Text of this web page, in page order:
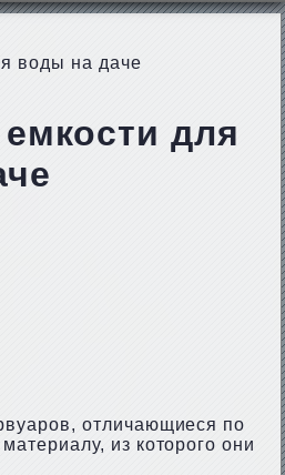
воды на даче
для
отличающиеся по
из которого они